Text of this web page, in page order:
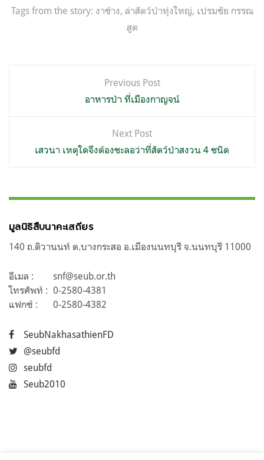
Tags from the story: งาช้าง, ล่าสัตว์ป่าทุ่งใหญ่, เปรมชัย กรรณ
สูต
Previous Post
อาหารป่า ที่เมืองกาญจน์
Next Post
เสวนา เหตุใดจึงต้องชะลอว่าที่สัตว์ป่าสงวน 4 ชนิด
มูลนิธิสืบนาคะเสถียร
140 ถ.ติวานนท์ ต.บางกระสอ อ.เมืองนนทบุรี จ.นนทบุรี 11000
อีเมล :
snf@seub.or.th
โทรศัพท์ : 0-2580-4381
แฟกซ์ :
0-2580-4382
SeubNakhasathienFD
@seubfd
seubfd
Seub2010